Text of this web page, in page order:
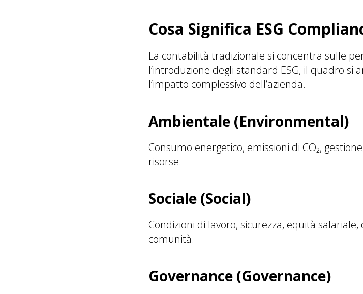
Cosa Significa ESG
La contabilità tradizionale si concentra sulle
l’introduzione degli standard ESG, il quadro
l’impatto complessivo dell’azienda.
Ambientale (Environmental)
Consumo energetico, emissioni di CO₂,
risorse.
Sociale (Social)
Condizioni di lavoro, sicurezza, equità
comunità.
Governance (Governance)